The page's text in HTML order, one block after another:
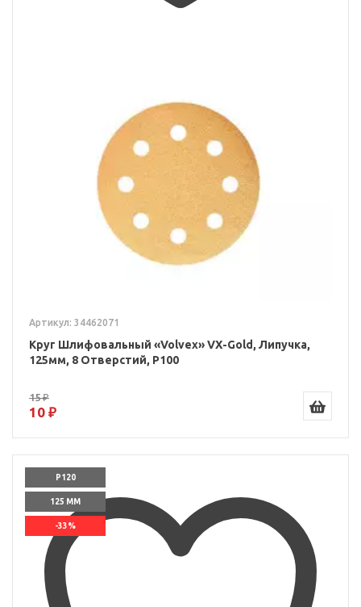
Артикул: 34462071
Круг Шлифовальный «Volvex» VX-Gold, Липучка,
125мм, 8 Отверстий, P100
15 ₽
10 ₽
P120
125 ММ
-33%